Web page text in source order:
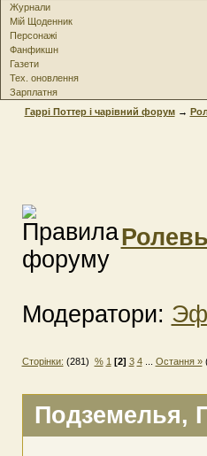
Журнали
Мій Щоденник
Персонажі
Фанфикшн
Газети
Тех. оновлення
Зарплатня
Гаррі Поттер і чарівний форум→
Модератори:
Сторінки: (281) % 1 [2] 3 4... Остання »
Подземелья,